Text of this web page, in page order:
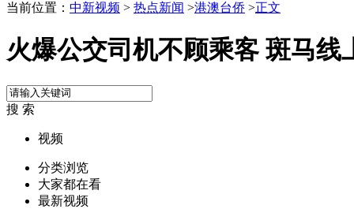
当前位置： 中新视频 > 热点新闻 >港澳台侨 >正文
火爆公交司机不顾乘客 斑马线
搜 索
视频
分类浏览
大家都在看
最新视频